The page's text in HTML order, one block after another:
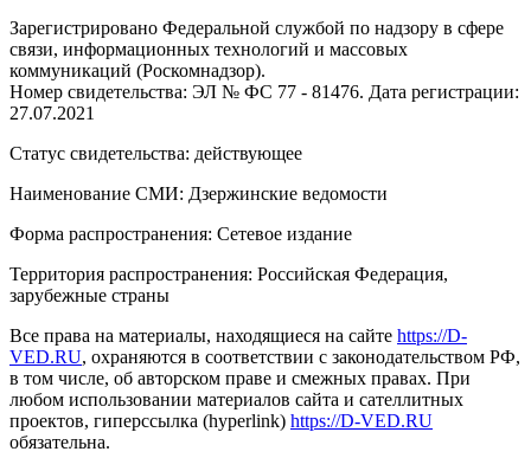
Зарегистрировано Федеральной службой по надзору в сфере
связи, информационных технологий и массовых
коммуникаций (Роскомнадзор).
Номер свидетельства: ЭЛ № ФС 77 - 81476. Дата регистрации:
27.07.2021
Статус свидетельства: действующее
Наименование СМИ: Дзержинские ведомости
Форма распространения: Сетевое издание
Территория распространения: Российская Федерация,
зарубежные страны
Все права на материалы, находящиеся на сайте https://D-
VED.RU, охраняются в соответствии с законодательством РФ,
в том числе, об авторском праве и смежных правах. При
любом использовании материалов сайта и сателлитных
проектов, гиперссылка (hyperlink) https://D-VED.RU
обязательна.